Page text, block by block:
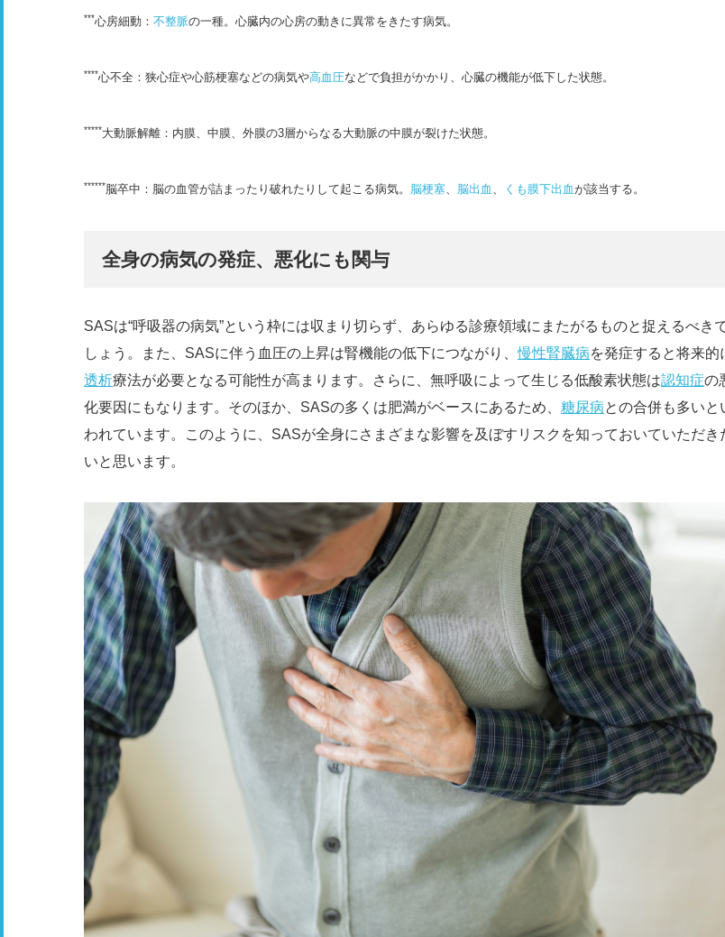
***心房細動： 不整脈の一種。心臓内の心房の動きに異常をきたす病気。
****心不全：狭心症や心筋梗塞などの病気や高血圧などで負担がかかり、心臓の機能が低下した状態。
*****大動脈解離：内膜、中膜、外膜の3層からなる大動脈の中膜が裂けた状態。
******脳卒中：脳の血管が詰まったり破れたりして起こる病気。 脳梗塞、 脳出血 、 くも膜下出血が該当する。
全身の病気の発症、悪化にも関与
SASは“呼吸器の病気”という枠には収まり切らず、あらゆる診療領域にまたがるものと捉えるべき
しょう。また、SASに伴う血圧の上昇は腎機能の低下につながり、慢性腎臓病を発症すると将来的
透析療法が必要となる可能性が高まります。さらに、無呼吸によって生じる低酸素状態は認知症の
化要因にもなります。そのほか、SASの多くは肥満がベースにあるため、 糖尿病との合併も多いと
われています。このように、SASが全身にさまざまな影響を及ぼすリスクを知っておいていただき
いと思います。